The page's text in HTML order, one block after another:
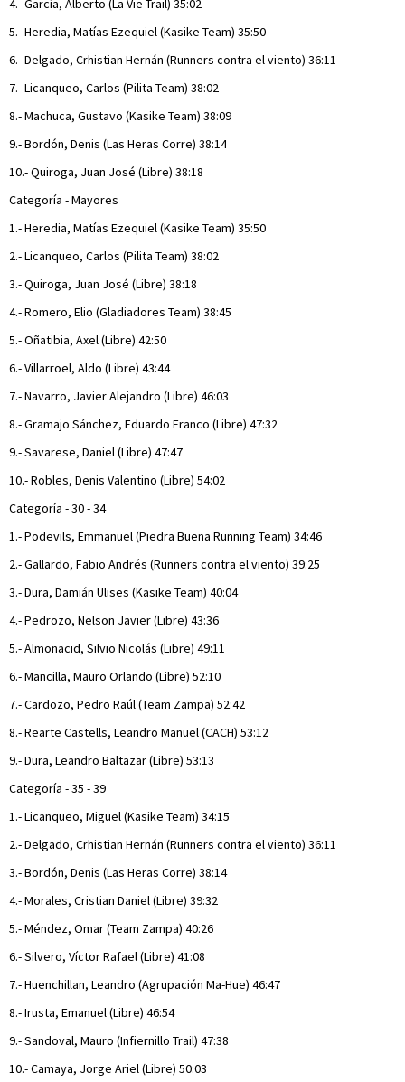
4.- García, Alberto (La Vie Trail) 35:02
5.- Heredia, Matías Ezequiel (Kasike Team) 35:50
6.- Delgado, Crhistian Hernán (Runners contra el viento) 36:11
7.- Licanqueo, Carlos (Pilita Team) 38:02
8.- Machuca, Gustavo (Kasike Team) 38:09
9.- Bordón, Denis (Las Heras Corre) 38:14
10.- Quiroga, Juan José (Libre) 38:18
Categoría - Mayores
1.- Heredia, Matías Ezequiel (Kasike Team) 35:50
2.- Licanqueo, Carlos (Pilita Team) 38:02
3.- Quiroga, Juan José (Libre) 38:18
4.- Romero, Elio (Gladiadores Team) 38:45
5.- Oñatibia, Axel (Libre) 42:50
6.- Villarroel, Aldo (Libre) 43:44
7.- Navarro, Javier Alejandro (Libre) 46:03
8.- Gramajo Sánchez, Eduardo Franco (Libre) 47:32
9.- Savarese, Daniel (Libre) 47:47
10.- Robles, Denis Valentino (Libre) 54:02
Categoría - 30 - 34
1.- Podevils, Emmanuel (Piedra Buena Running Team) 34:46
2.- Gallardo, Fabio Andrés (Runners contra el viento) 39:25
3.- Dura, Damián Ulises (Kasike Team) 40:04
4.- Pedrozo, Nelson Javier (Libre) 43:36
5.- Almonacid, Silvio Nicolás (Libre) 49:11
6.- Mancilla, Mauro Orlando (Libre) 52:10
7.- Cardozo, Pedro Raúl (Team Zampa) 52:42
8.- Rearte Castells, Leandro Manuel (CACH) 53:12
9.- Dura, Leandro Baltazar (Libre) 53:13
Categoría - 35 - 39
1.- Licanqueo, Miguel (Kasike Team) 34:15
2.- Delgado, Crhistian Hernán (Runners contra el viento) 36:11
3.- Bordón, Denis (Las Heras Corre) 38:14
4.- Morales, Cristian Daniel (Libre) 39:32
5.- Méndez, Omar (Team Zampa) 40:26
6.- Silvero, Víctor Rafael (Libre) 41:08
7.- Huenchillan, Leandro (Agrupación Ma-Hue) 46:47
8.- Irusta, Emanuel (Libre) 46:54
9.- Sandoval, Mauro (Infiernillo Trail) 47:38
10.- Camaya, Jorge Ariel (Libre) 50:03